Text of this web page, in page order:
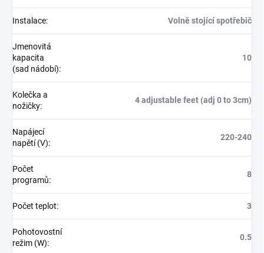
Instalace: Volně stojící spotřebič
Jmenovitá
kapacita
(sad nádobí):
10
Kolečka a
nožičky:
4 adjustable feet (adj 0 to 3cm)
Napájecí
napětí (V):
220-240
Počet
programů:
8
Počet teplot: 3
Pohotovostní
režim (W):
0.5